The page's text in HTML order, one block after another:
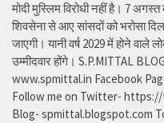
मोदी मुस्लिम विरोधी नहीं है। 7
शिवसेना से आए सांसदों को भरोसा
जाएगी। यानी वर्ष 2029 में होने
उम्मीदवार होंगे। S.P.MITTAL
www.spmittal.in Facebook
Follow me on Twitter-
Blog- spmittal.blogspot.com